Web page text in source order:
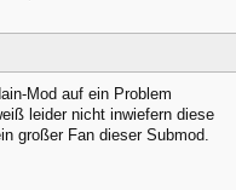
Mod auf ein Problem
leider nicht inwiefern diese
großer Fan dieser Submod.